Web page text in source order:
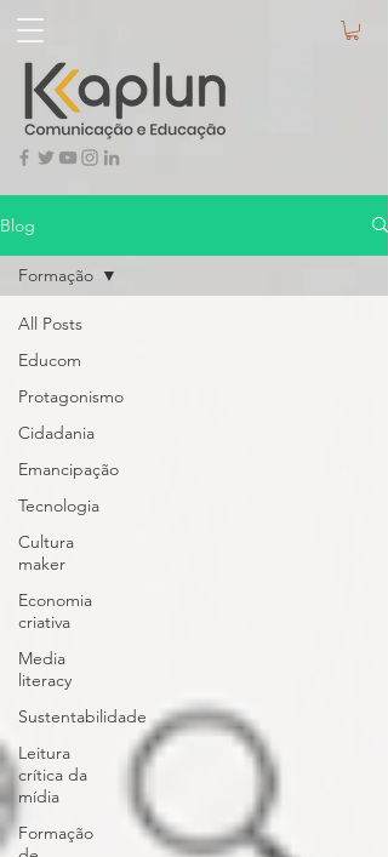
Blog
All Posts
Educom
Protagonismo
Cidadania
Emancipação
Tecnologia
Cultura
maker
Economia
criativa
Media
literacy
Sustentabilidade
Leitura
crítica da
mídia
Formação
Formação